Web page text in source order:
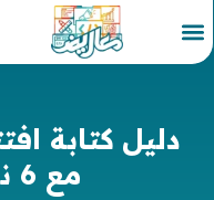
دليل كتابة
مع 6 نماذج جاهزة